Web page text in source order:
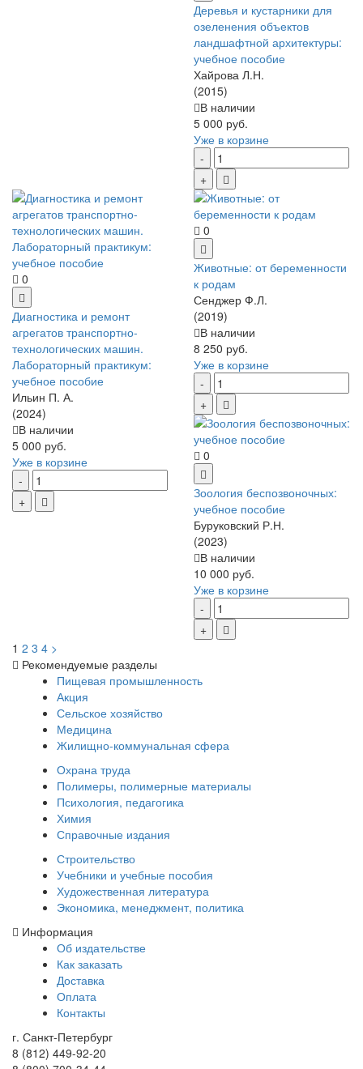
Деревья и кустарники для
озеленения объектов
ландшафтной архитектуры:
учебное пособие
Хайрова Л.Н.
(2015)
В наличии
5 000 руб.
Уже в корзине
0
Диагностика и ремонт
агрегатов транспортно-
технологических машин.
Лабораторный практикум:
учебное пособие
Ильин П. А.
(2024)
В наличии
5 000 руб.
Уже в корзине
0
Животные: от беременности
к родам
Сенджер Ф.Л.
(2019)
В наличии
8 250 руб.
Уже в корзине
0
Зоология беспозвоночных:
учебное пособие
Буруковский Р.Н.
(2023)
В наличии
10 000 руб.
Уже в корзине
1 2 3 4 >
Рекомендуемые разделы
Пищевая промышленность
Акция
Сельское хозяйство
Медицина
Жилищно-коммунальная сфера
Охрана труда
Полимеры, полимерные материалы
Психология, педагогика
Химия
Справочные издания
Строительство
Учебники и учебные пособия
Художественная литература
Экономика, менеджмент, политика
Информация
Об издательстве
Как заказать
Доставка
Оплата
Контакты
г. Санкт-Петербург
8 (812) 449-92-20